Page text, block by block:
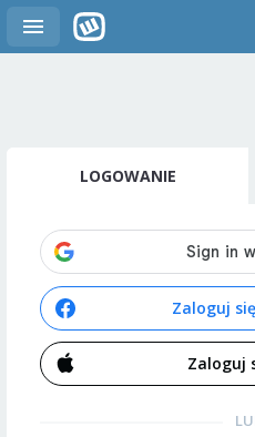
LOGOWANIE
Zaloguj
Zaloguj